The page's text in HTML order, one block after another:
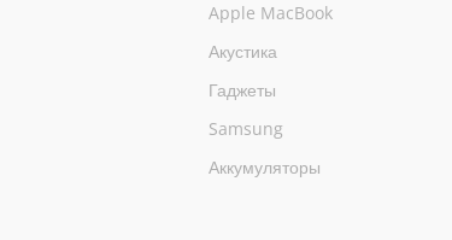
Apple MacBook
Акустика
Гаджеты
Samsung
Аккумуляторы